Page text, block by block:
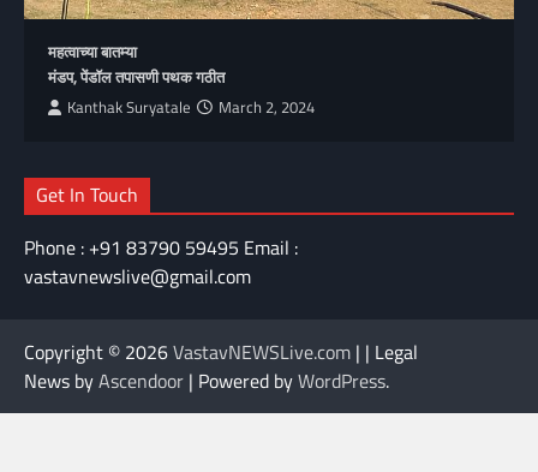
महत्वाच्या बातम्या
मंडप, पेंडॉल तपासणी पथक गठीत
Kanthak Suryatale March 2, 2024
Get In Touch
Phone : +91 83790 59495 Email :
vastavnewslive@gmail.com
Copyright © 2026VastavNEWSLive.com | | Legal
News byAscendoor | Powered byWordPress.